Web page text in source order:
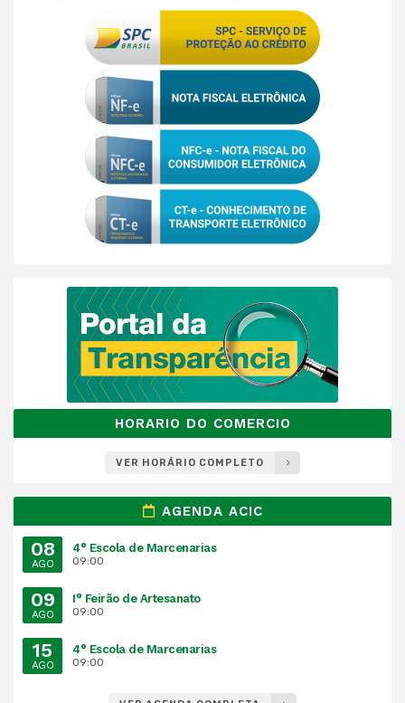
HORARIO DO COMERCIO
VER HORÁRIO COMPLETO
AGENDA ACIC
08
AGO
4° Escola de Marcenarias
09:00
09
AGO
I° Feirão de Artesanato
09:00
15
AGO
4° Escola de Marcenarias
09:00